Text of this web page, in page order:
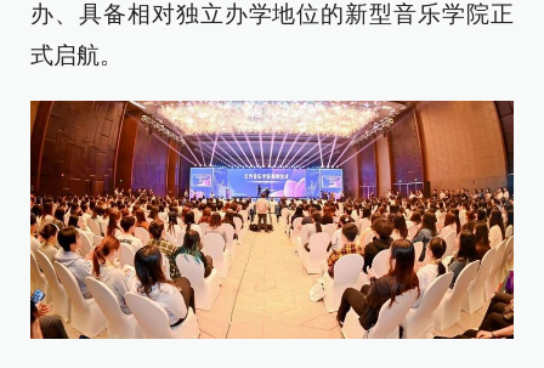
办、具备相对独立办学地位的新型音乐学院正
式启航。